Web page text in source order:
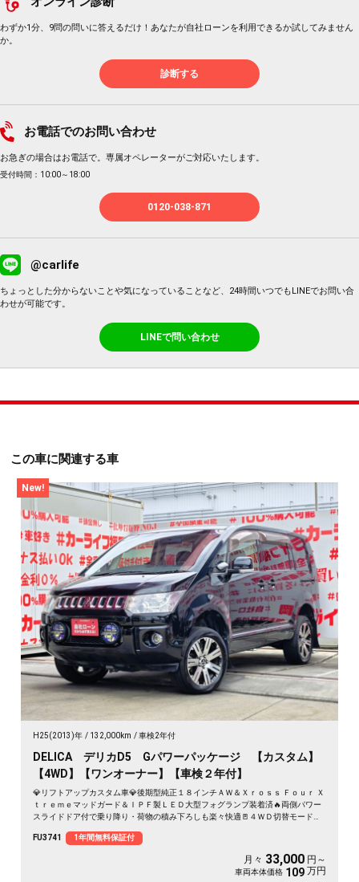
わずか1分、9問の問いに答えるだけ！あなたが自社ローンを利用できるか試してみません
か。
診断する
お電話でのお問い合わせ
お急ぎの場合はお電話で。専属オペレーターがご対応いたします。
受付時間：10:00～18:00
0120-038-871
@carlife
ちょっとした分からないことや気になっていることなど、24時間いつでもLINEでお問い合
わせが可能です。
LINEで問い合わせ
この車に関連する車
New!
H25(2013)年 132,000km 車検2年付
DELICA デリカD5 Gパワーパッケージ 【カスタム】
【4WD】【ワンオーナー】【車検２年付】
💎リフトアップカスタム車💎後期型純正１８インチＡＷ＆Ｘｒｏｓｓ Ｆｏｕｒ Ｘ
ｔｒｅｍｅマッドガード＆ＩＰＦ製ＬＥＤ大型フォグランプ装着済🔥両側パワー
スライドドア付で乗り降り・荷物の積み下ろしも楽々快適🚪４ＷＤ切替モードで
チェンジはパドルシフトにお任せ✨純正ＨＤＤナビ🗾ＤＶＤ💿フルセグＴＶ📺
FU3741 1年間無料保証付
月々 33,000 円～
車両本体価格 109 万円